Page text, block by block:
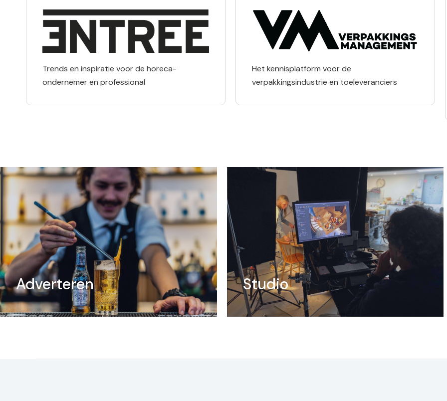
Trends en inspiratie voor de horeca-
ondernemer en professional
Het kennisplatform voor de
verpakkingsindustrie en toeleveranciers
Adverteren Studio